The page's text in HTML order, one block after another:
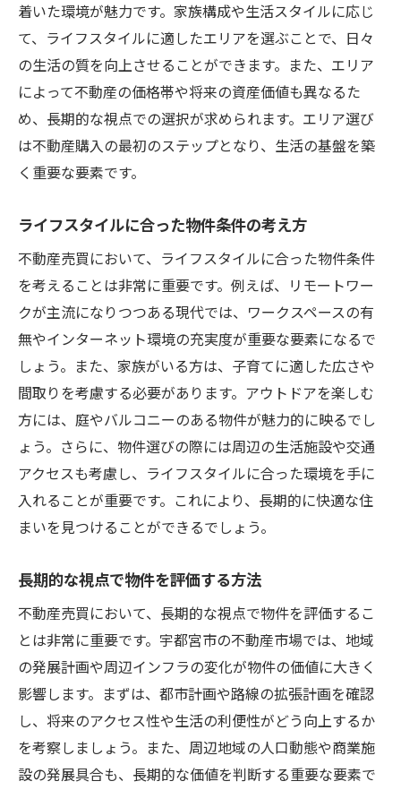
着いた環境が魅力です。家族構成や生活スタイルに応じ
て、ライフスタイルに適したエリアを選ぶことで、日々
の生活の質を向上させることができます。また、エリア
によって不動産の価格帯や将来の資産価値も異なるた
め、長期的な視点での選択が求められます。エリア選び
は不動産購入の最初のステップとなり、生活の基盤を築
く重要な要素です。
ライフスタイルに合った物件条件の考え方
不動産売買において、ライフスタイルに合った物件条件
を考えることは非常に重要です。例えば、リモートワー
クが主流になりつつある現代では、ワークスペースの有
無やインターネット環境の充実度が重要な要素になるで
しょう。また、家族がいる方は、子育てに適した広さや
間取りを考慮する必要があります。アウトドアを楽しむ
方には、庭やバルコニーのある物件が魅力的に映るでし
ょう。さらに、物件選びの際には周辺の生活施設や交通
アクセスも考慮し、ライフスタイルに合った環境を手に
入れることが重要です。これにより、長期的に快適な住
まいを見つけることができるでしょう。
長期的な視点で物件を評価する方法
不動産売買において、長期的な視点で物件を評価するこ
とは非常に重要です。宇都宮市の不動産市場では、地域
の発展計画や周辺インフラの変化が物件の価値に大きく
影響します。まずは、都市計画や路線の拡張計画を確認
し、将来のアクセス性や生活の利便性がどう向上するか
を考察しましょう。また、周辺地域の人口動態や商業施
設の発展具合も、長期的な価値を判断する重要な要素で